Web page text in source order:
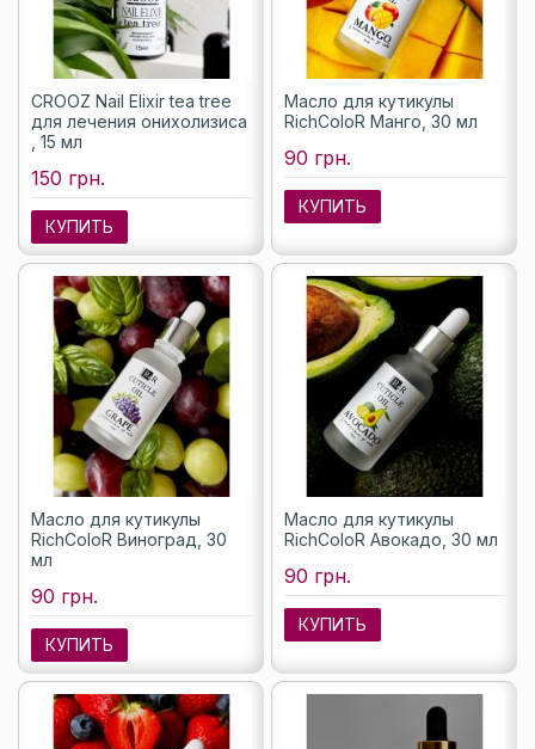
CROOZ Nail Elixir tea tree
для лечения онихолизиса
, 15 мл
150 грн.
КУПИТЬ
Масло для кутикулы
RichColoR Манго, 30 мл
90 грн.
КУПИТЬ
Масло для кутикулы
RichColoR Виноград, 30
мл
90 грн.
КУПИТЬ
Масло для кутикулы
RichColoR Авокадо, 30 мл
90 грн.
КУПИТЬ